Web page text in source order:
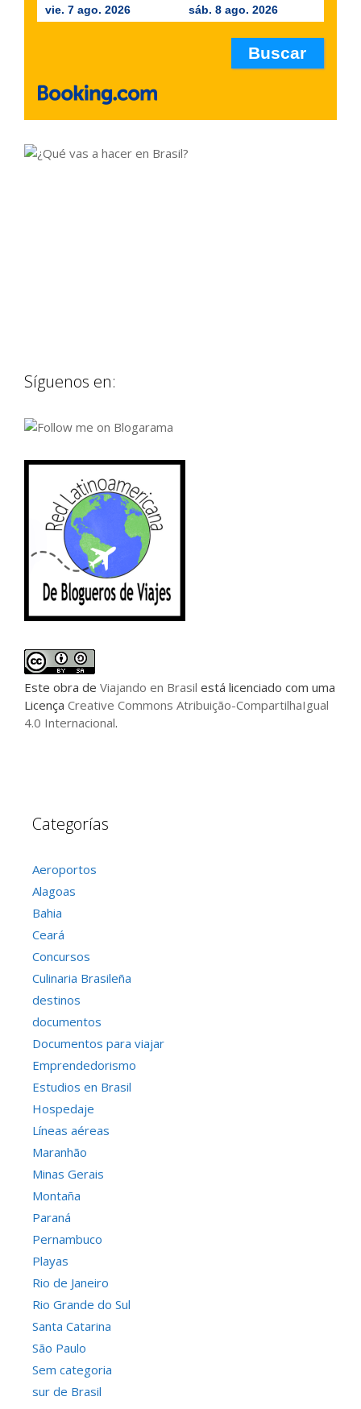
vie. 7 ago. 2026 sáb. 8 ago. 2026
Síguenos en:
Este obra de Viajando en Brasil está licenciado com uma
Licença Creative Commons Atribuição-CompartilhaIgual
4.0 Internacional.
Categorías
Aeroportos
Alagoas
Bahia
Ceará
Concursos
Culinaria Brasileña
destinos
documentos
Documentos para viajar
Emprendedorismo
Estudios en Brasil
Hospedaje
Líneas aéreas
Maranhão
Minas Gerais
Montaña
Paraná
Pernambuco
Playas
Rio de Janeiro
Rio Grande do Sul
Santa Catarina
São Paulo
Sem categoria
sur de Brasil